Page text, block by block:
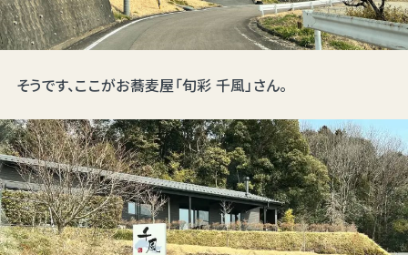
そうです、ここがお蕎麦屋「旬彩 千風」さん。